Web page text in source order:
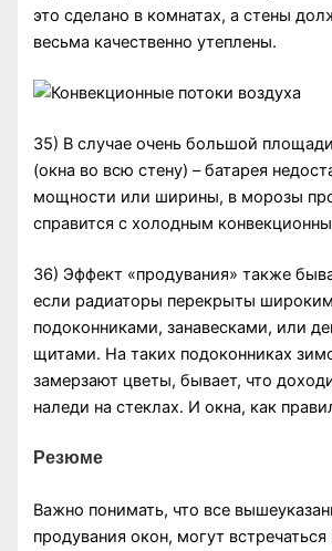
это сделано в комнатах, а стены
весьма качественно утеплены.
35) В случае очень большой
(окна во всю стену) – батарея
мощности или ширины, в морозы
справится с холодным
36) Эффект «продувания» также
если радиаторы перекрыты
подоконниками, занавесками, или
щитами. На таких подоконниках
замерзают цветы, бывает, что
наледи на стеклах. И окна, как
Резюме
Важно понимать, что все
продувания окон, могут встречаться